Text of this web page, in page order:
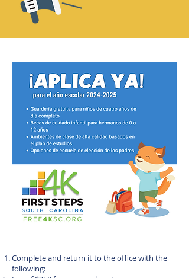
Complete and return it to the office with the
following: